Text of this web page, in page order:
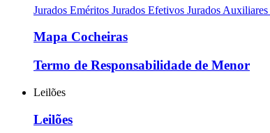
Jurados Eméritos Jurados Efetivos Jurados Auxiliares
Mapa Cocheiras
Termo de Responsabilidade de Menor
Leilões
Leilões